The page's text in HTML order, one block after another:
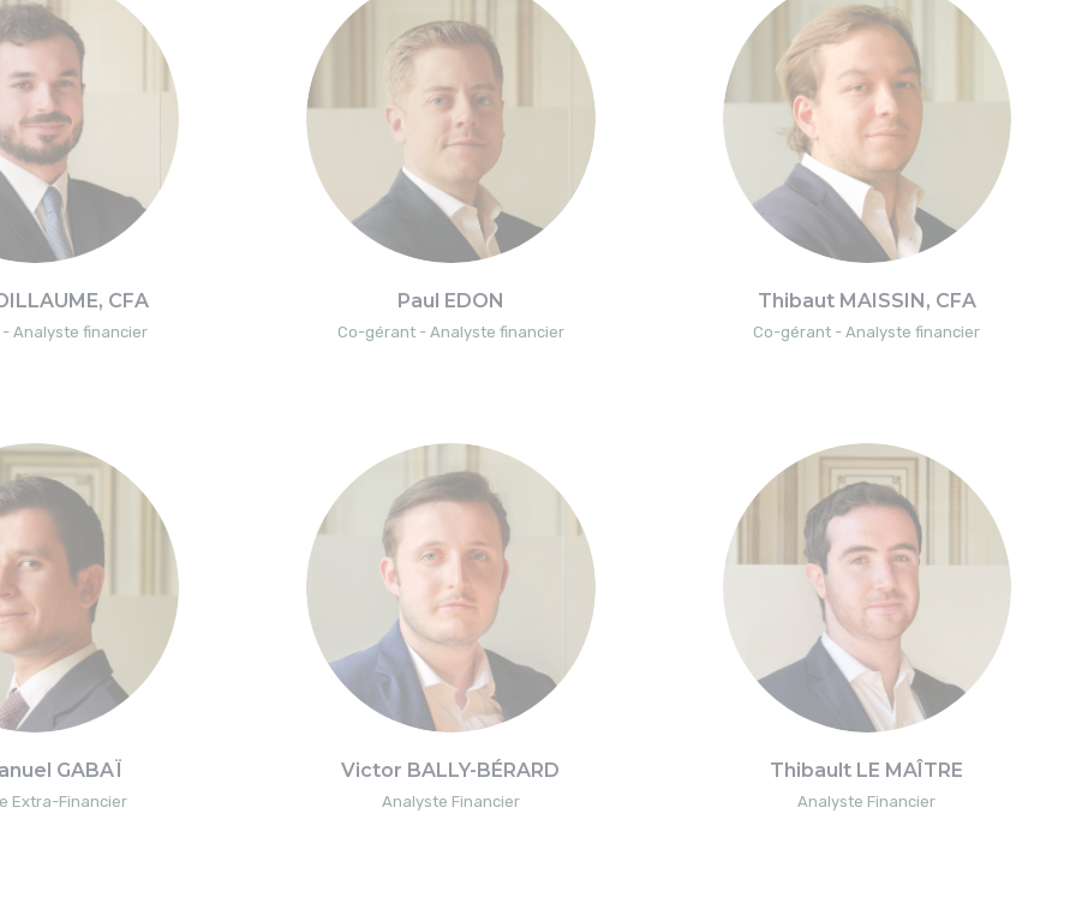
CFA
Analyste financier
Paul EDON
Co-gérant - Analyste financier
Thibaut MAISSIN, CFA
Co-gérant - Analyste financier
GABAÏ
Extra-Financier
Victor BALLY-BÉRARD
Analyste Financier
Thibault LE MAÎTRE
Analyste Financier